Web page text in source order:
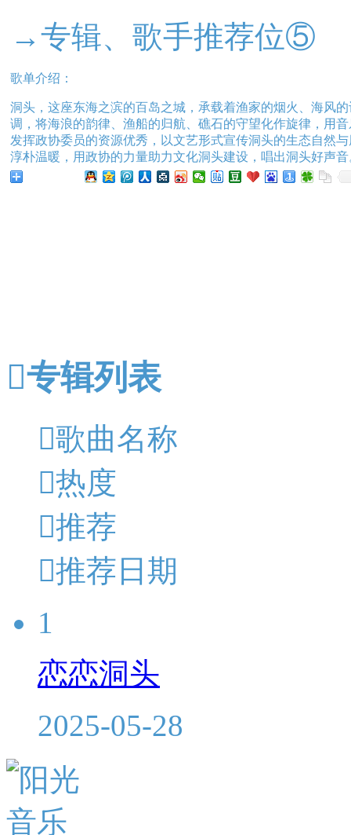
→专辑、歌手推荐位⑤
歌单介绍：
洞头，这座东海之滨的百岛之城，承载着渔家的烟火、海风
调，将海浪的韵律、渔船的归航、礁石的守望化作旋律，用
发挥政协委员的资源优秀，以文艺形式宣传洞头的生态自然
淳朴温暖，用政协的力量助力文化洞头建设，唱出洞头好声音
专辑列表
歌曲名称
热度
推荐
推荐日期
1
恋恋洞头
2025-05-28